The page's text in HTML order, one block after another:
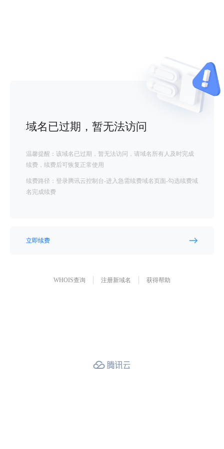
域名已过期，暂无法访问
温馨提醒：该域名已过期，暂无法访问，请域名所有人及时完成
续费，续费后可恢复正常使用
续费路径：登录腾讯云控制台-进入急需续费域名页面-勾选续费域
名完成续费
立即续费
WHOIS查询 注册新域名 获得帮助